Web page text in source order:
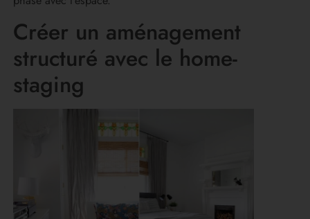
Créer un aménagement
structuré avec le home-
staging